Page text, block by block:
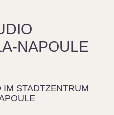
NAPOULE
STADTZENTRUM